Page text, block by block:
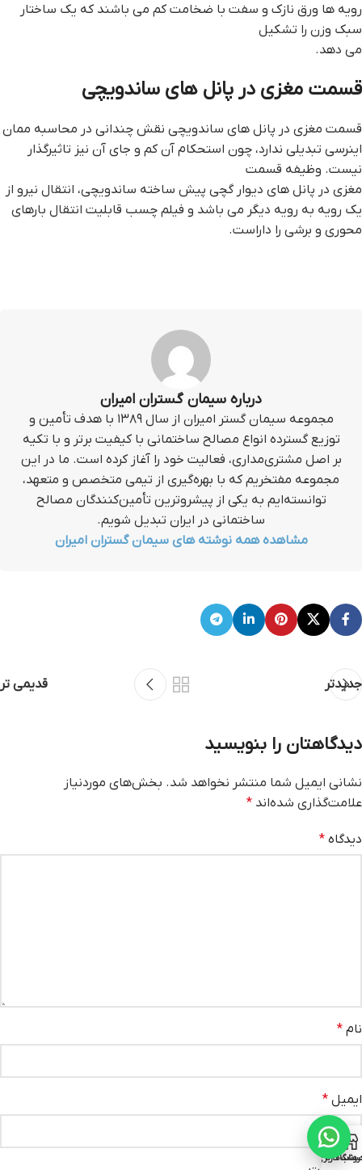
رویه ها ورق نازک و سفت با ضخامت کم می باشند که یک ساختار
سبک وزن را تشکیل
می دهد.
قسمت مغزی در پانل های ساندویچی
قسمت مغزی در پانل های ساندویچی نقش چندانی در محاسبه ممان
اینرسی تبدیلی ندارد، چون استحکام آن کم و جای آن نیز تاثیرگذار
نیست. وظیفه قسمت
مغزی در پانل های ديوار گچي پيش ساخته ساندویچی، انتقال نیرو از
یک رویه به رویه دیگر می باشد و فیلم چسب قابلیت انتقال بارهای
محوری و برشی را داراست.
درباره سیمان گستران امیران
مجموعه سیمان گستر امیران از سال ۱۳۸۹ با هدف تأمین و
توزیع گسترده انواع مصالح ساختمانی با کیفیت برتر و با تکیه
بر اصل مشتری‌مداری، فعالیت خود را آغاز کرده است. ما در این
مجموعه مفتخریم که با بهره‌گیری از تیمی متخصص و متعهد،
توانسته‌ایم به یکی از پیشروترین تأمین‌کنندگان مصالح
ساختمانی در ایران تبدیل شویم.
مشاهده همه نوشته های سیمان گستران امیران
جدیدتر قدیمی تر
دیدگاهتان را بنویسید
نشانی ایمیل شما منتشر نخواهد شد. بخش‌های موردنیاز
علامت‌گذاری شده‌اند *
دیدگاه *
نام *
ایمیل *
کاربری من